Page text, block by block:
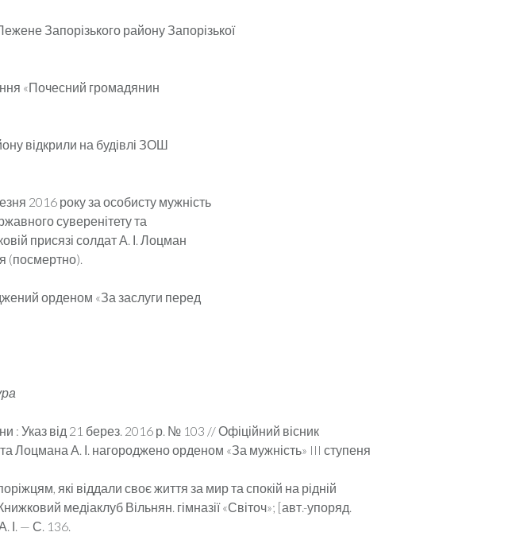
Запорізького району Запорізької
«Почесний громадянин
відкрили на будівлі ЗОШ
2016 року за особисту мужність
суверенітету та
присязі солдат А. І. Лоцман
(посмертно).
орде­ном «За заслуги перед
: Указ від 21 берез. 2016 р. № 103 // Офіційний вісник
Лоцмана А. І. нагороджено орденом «За мужність» III ступеня
які віддали своє життя за мир та спокій на рідній
медіаклуб Вільнян. гімназії «Світоч»; [авт.-упоряд.
І. — С. 136.